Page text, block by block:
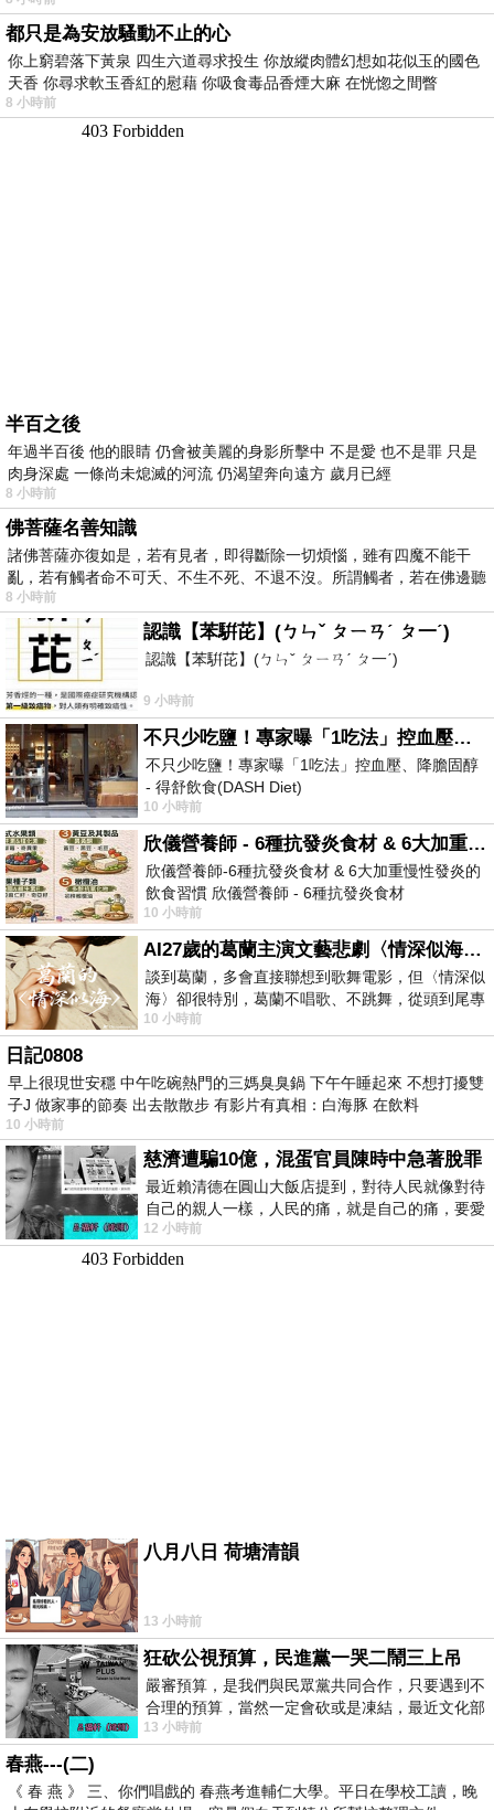
都只是為安放騷動不止的心
你上窮碧落下黃泉 四生六道尋求投生 你放縱肉體幻想如花似玉的國色
天香 你尋求軟玉香紅的慰藉 你吸食毒品香煙大麻 在恍惚之間瞥
8 小時前
半百之後
年過半百後 他的眼睛 仍會被美麗的身影所擊中 不是愛 也不是罪 只是
肉身深處 一條尚未熄滅的河流 仍渴望奔向遠方 歲月已經
8 小時前
佛菩薩名善知識
諸佛菩薩亦復如是，若有見者，即得斷除一切煩惱，雖有四魔不能干
亂，若有觸者命不可夭、不生不死、不退不沒。所謂觸者，若在佛邊聽
受
8 小時前
認識【苯騈芘】(ㄅㄣˇ ㄆㄧㄢˊ ㄆ一ˊ)
認識【苯騈芘】(ㄅㄣˇ ㄆㄧㄢˊ ㄆ一ˊ)
9 小時前
不只少吃鹽！專家曝「1吃法」控血壓、降膽固醇 - 得舒飲食(DASH Diet)
不只少吃鹽！專家曝「1吃法」控血壓、降膽固醇
- 得舒飲食(DASH Diet)
https://www.facebook.com/dietitiansophia/posts/
10 小時前
欣儀營養師 - 6種抗發炎食材 & 6大加重慢性發炎的飲食習慣
欣儀營養師-6種抗發炎食材 & 6大加重慢性發炎的
飲食習慣 欣儀營養師 - 6種抗發炎食材
https://www.facebook.com/photo/?fbid=147
10 小時前
AI27歲的葛蘭主演文藝悲劇〈情深似海〉 #戀上老電影 #葛蘭 #粟子
談到葛蘭，多會直接聯想到歌舞電影，但〈情深似
海〉卻很特別，葛蘭不唱歌、不跳舞，從頭到尾專
心演戲。拍攝期間，經常工作超過12個鐘
10 小時前
日記0808
早上很現世安穩 中午吃碗熱門的三媽臭臭鍋 下午午睡起來 不想打擾雙
子J 做家事的節奏 出去散散步 有影片有真相：白海豚 在飲料
10 小時前
慈濟遭騙10億，混蛋官員陳時中急著脫罪
最近賴清德在圓山大飯店提到，對待人民就像對待
自己的親人一樣，人民的痛，就是自己的痛，要愛
民如親，說的這麼好聽，實際上根本沒做
12 小時前
八月八日 荷塘清韻
13 小時前
狂砍公視預算，民進黨一哭二鬧三上吊
嚴審預算，是我們與民眾黨共同合作，只要遇到不
合理的預算，當然一定會砍或是凍結，最近文化部
要編列公視和Taiwan plus預算，在110年
13 小時前
春燕---(二)
《 春 燕 》 三、你們唱戲的 春燕考進輔仁大學。平日在學校工讀，晚